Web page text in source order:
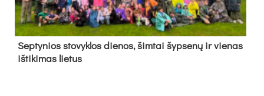
Sep­ty­nios sto­vyk­los die­nos, šim­tai šyp­se­nų ir vie­nas
iš­ti­ki­mas lie­tus